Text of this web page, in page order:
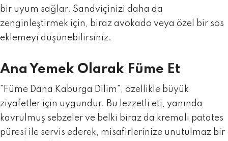
bir uyum sağlar. Sandviçinizi daha da
zenginleştirmek için, biraz avokado veya özel bir sos
eklemeyi düşünebilirsiniz.
Ana Yemek Olarak Füme Et
" Füme Dana Kaburga Dilim", özellikle büyük
ziyafetler için uygundur. Bu lezzetli eti, yanında
kavrulmuş sebzeler ve belki biraz da kremalı patates
püresi ile servis ederek, misafirlerinize unutulmaz bir